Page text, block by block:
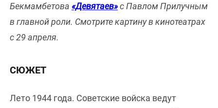
Бекмамбетова «Девятаев»с Павлом Прилучным
в главной роли. Смотрите картину в кинотеатрах
с 29 апреля.
СЮЖЕТ
Лето 1944 года. Советские войска ведут